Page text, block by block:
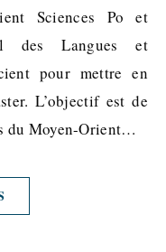
Sciences Po et
des Langues et
pour mettre en
L’objectif est de
du Moyen-Orient…